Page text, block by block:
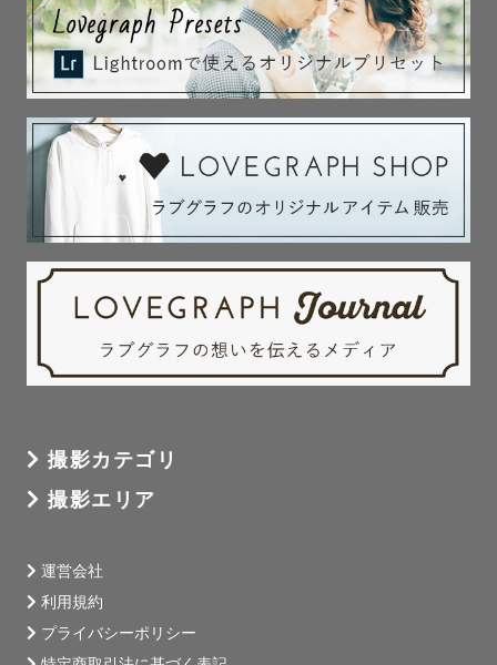
ましょう！
そして、そんなお子さんの写真がパパとママの子育ての活
力になって欲しいな〜と思っております。
その他にも、フレンド、カップル、マタニティー、ペット
の撮影経験があります🌟
ぜひアルバムをご覧下さい。
ご依頼お待ちしております！
【撮影場所】
（※都心から離れた場合は別途交通費を頂く事もありま
す！
『10年、20年経っても色褪せない思い出をかたちに♡』
1枚1枚心を込めて皆さんの大切な瞬間を切り取っていきま
す。
何度も見返したくなるような、宝物になる写真をお届けし
撮影カテゴリ
撮影エリア
運営会社
利用規約
プライバシーポリシー